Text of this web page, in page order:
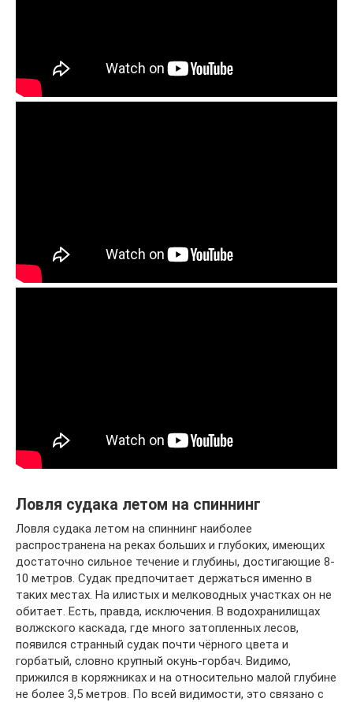
Ловля судака летом на спиннинг
Ловля судака летом на спиннинг наиболее
распространена на реках больших и глубоких, имеющих
достаточно сильное течение и глубины, достигающие 8-
10 метров. Судак предпочитает держаться именно в
таких местах. На илистых и мелководных участках он не
обитает. Есть, правда, исключения. В водохранилищах
волжского каскада, где много затопленных лесов,
появился странный судак почти чёрного цвета и
горбатый, словно крупный окунь-горбач. Видимо,
прижился в коряжниках и на относительно малой глубине
не более 3,5 метров. По всей видимости, это связано с